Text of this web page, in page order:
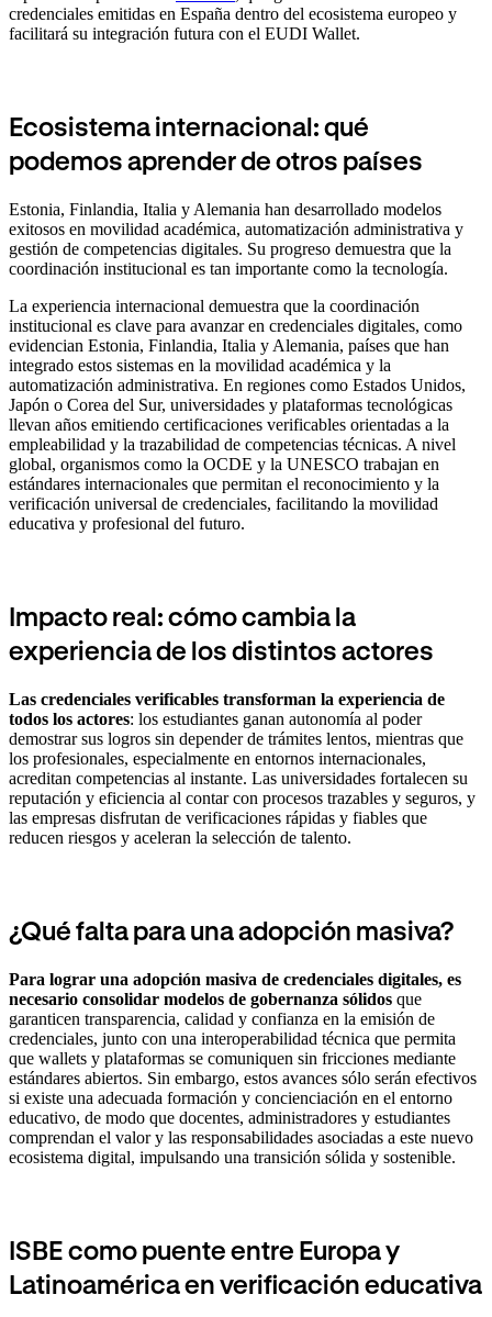
credenciales emitidas en España dentro del ecosistema europeo y
facilitará su integración futura con el EUDI Wallet.
Ecosistema internacional: qué
podemos aprender de otros países
Estonia, Finlandia, Italia y Alemania han desarrollado modelos
exitosos en movilidad académica, automatización administrativa y
gestión de competencias digitales. Su progreso demuestra que la
coordinación institucional es tan importante como la tecnología.
La experiencia internacional demuestra que la coordinación
institucional es clave para avanzar en credenciales digitales, como
evidencian Estonia, Finlandia, Italia y Alemania, países que han
integrado estos sistemas en la movilidad académica y la
automatización administrativa. En regiones como Estados Unidos,
Japón o Corea del Sur, universidades y plataformas tecnológicas
llevan años emitiendo certificaciones verificables orientadas a la
empleabilidad y la trazabilidad de competencias técnicas. A nivel
global, organismos como la OCDE y la UNESCO trabajan en
estándares internacionales que permitan el reconocimiento y la
verificación universal de credenciales, facilitando la movilidad
educativa y profesional del futuro.
Impacto real: cómo cambia la
experiencia de los distintos actores
Las credenciales verificables transforman la experiencia de
todos los actores: los estudiantes ganan autonomía al poder
demostrar sus logros sin depender de trámites lentos, mientras que
los profesionales, especialmente en entornos internacionales,
acreditan competencias al instante. Las universidades fortalecen su
reputación y eficiencia al contar con procesos trazables y seguros, y
las empresas disfrutan de verificaciones rápidas y fiables que
reducen riesgos y aceleran la selección de talento.
¿Qué falta para una adopción masiva?
Para lograr una adopción masiva de credenciales digitales, es
necesario consolidar modelos de gobernanza sólidos que
garanticen transparencia, calidad y confianza en la emisión de
credenciales, junto con una interoperabilidad técnica que permita
que wallets y plataformas se comuniquen sin fricciones mediante
estándares abiertos. Sin embargo, estos avances sólo serán efectivos
si existe una adecuada formación y concienciación en el entorno
educativo, de modo que docentes, administradores y estudiantes
comprendan el valor y las responsabilidades asociadas a este nuevo
ecosistema digital, impulsando una transición sólida y sostenible.
ISBE como puente entre Europa y
Latinoamérica en verificación educativa